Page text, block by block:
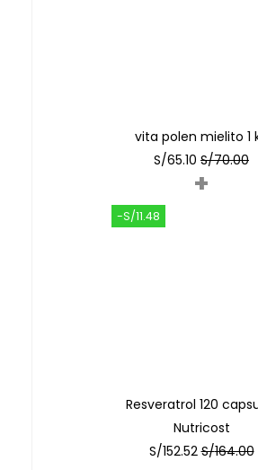
vita polen mielito 1
S/65.10 S/70.00
+
-S/11.48
Resveratrol 120
Nutricost
S/152.52 S/164.00